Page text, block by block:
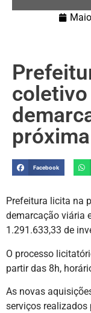
Facebook
Prefeitura licita na
demarcação viária
1.291.633,33 de
O processo
partir das 8h,
As novas
serviços realizados